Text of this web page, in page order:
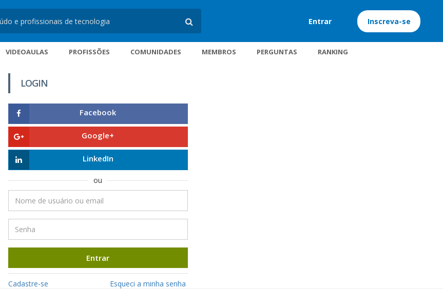
Entrar Inscreva-se
VIDEOAULAS PROFISSÕES COMUNIDADES MEMBROS PERGUNTAS RANKING
LOGIN
Facebook
Google+
LinkedIn
ou
Entrar
Cadastre-se Esqueci a minha senha